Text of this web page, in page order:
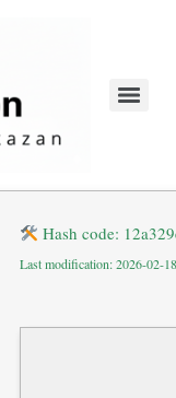
Hash code:
Last modification: 2026-02-18